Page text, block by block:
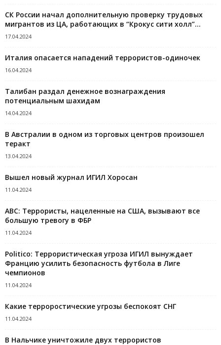
СК России начал дополнительную проверку трудовых
мигрантов из ЦА, работающих в “Крокус сити холл”...
17.04.2024
Италия опасается нападений террористов-одиночек
16.04.2024
Талибан раздал денежное вознаграждения
потенциальным шахидам
14.04.2024
В Австралии в одном из торговых центров произошел
теракт
13.04.2024
Вышел новый журнал ИГИЛ Хоросан
11.04.2024
ABC: Террористы, нацеленные на США, вызывают все
большую тревогу в ФБР
11.04.2024
Politico: Террористическая угроза ИГИЛ вынуждает
Францию ​​усилить безопасность футбола в Лиге
чемпионов
11.04.2024
Какие терроростические угрозы беспокоят СНГ
11.04.2024
В Нальчике уничтожиле двух террористов